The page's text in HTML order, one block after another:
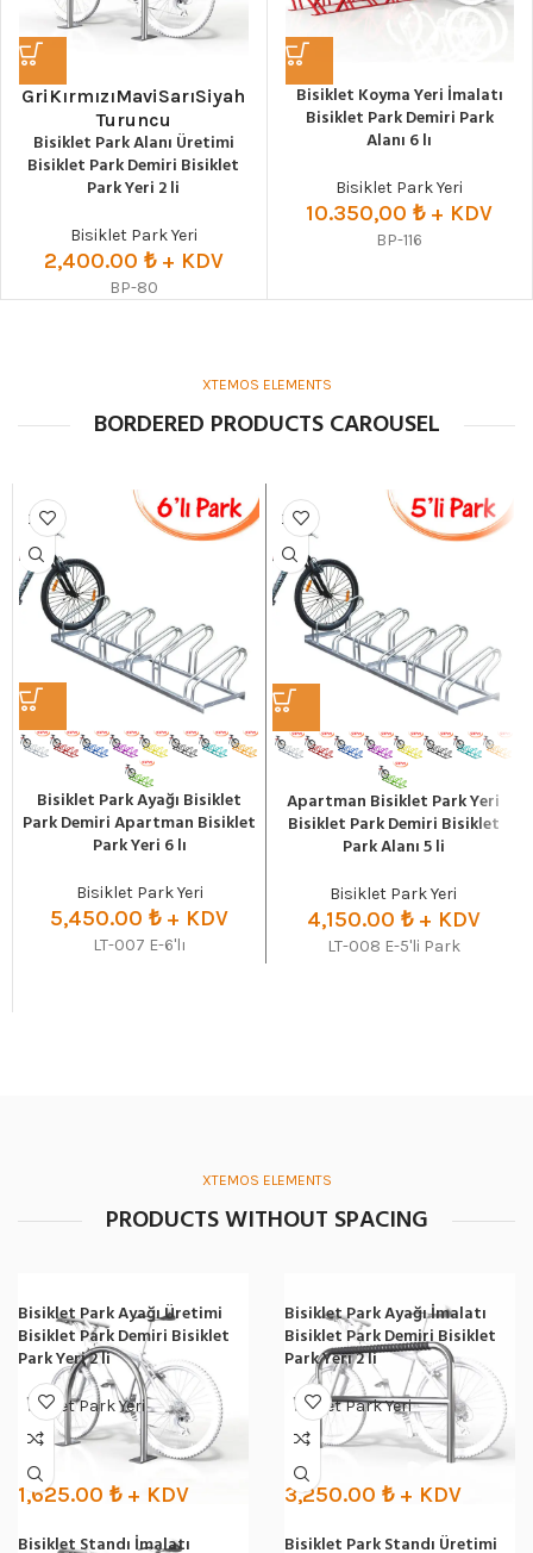
Gri KırmızıMaviSarıSiyah
Turuncu
Bisiklet Park Alanı Üretimi
Bisiklet Park Demiri Bisiklet
Park Yeri 2 li
Bisiklet Park Yeri
2,400.00 ₺+ KDV
BP-80
Bisiklet Koyma Yeri İmalatı
Bisiklet Park Demiri Park
Alanı 6 lı
Bisiklet Park Yeri
10.350,00 ₺ + KDV
BP-116
XTEMOS ELEMENTS
BORDERED PRODUCTS CAROUSEL
Bisiklet Park Ayağı Bisiklet
Park Demiri Apartman Bisiklet
Park Yeri 6 lı
Bisiklet Park Yeri
5,450.00 ₺+ KDV
LT-007 E-6'lı
Apartman Bisiklet Park Yeri
Bisiklet Park Demiri Bisiklet
Park Alanı 5 li
Bisiklet Park Yeri
4,150.00 ₺+ KDV
LT-008 E-5'li Park
XTEMOS ELEMENTS
PRODUCTS WITHOUT SPACING
Bisiklet Park Ayağı Üretimi
Bisiklet Park Demiri Bisiklet
Park Yeri 2 li
Bisiklet Park Yeri
1,625.00 ₺+ KDV
Bisiklet Park Ayağı İmalatı
Bisiklet Park Demiri Bisiklet
Park Yeri 2 li
Bisiklet Park Yeri
3,250.00 ₺+ KDV
Bisiklet Standı İmalatı Bisiklet Park Standı Üretimi